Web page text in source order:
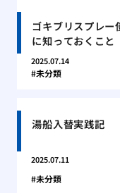
ゴキブリスプレー
に知っておくこと
2025.07.14
未分類
湯船入替実践記
2025.07.11
未分類